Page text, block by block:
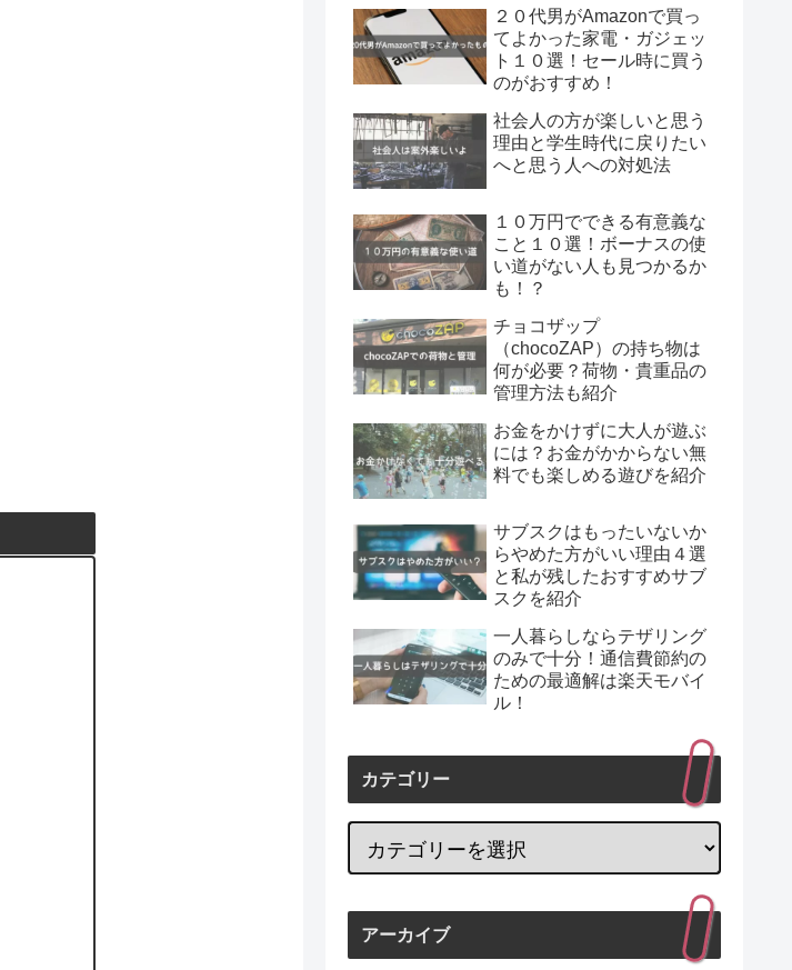
２０代男がAmazonで買っ
てよかった家電・ガジェッ
ト１０選！セール時に買う
のがおすすめ！
社会人の方が楽しいと思う
理由と学生時代に戻りたい
へと思う人への対処法
１０万円でできる有意義な
こと１０選！ボーナスの使
い道がない人も見つかるか
も！？
チョコザップ
（chocoZAP）の持ち物は
何が必要？荷物・貴重品の
管理方法も紹介
お金をかけずに大人が遊ぶ
には？お金がかからない無
料でも楽しめる遊びを紹介
サブスクはもったいないか
らやめた方がいい理由４選
と私が残したおすすめサブ
スクを紹介
一人暮らしならテザリング
のみで十分！通信費節約の
ための最適解は楽天モバイ
ル！
カテゴリー
アーカイブ